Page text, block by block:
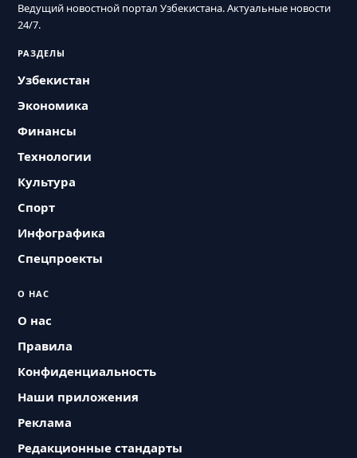
Ведущий новостной портал Узбекистана. Актуальные новости
24/7.
РАЗДЕЛЫ
Узбекистан
Экономика
Финансы
Технологии
Культура
Спорт
Инфографика
Спецпроекты
О НАС
О нас
Правила
Конфиденциальность
Наши приложения
Реклама
Редакционные стандарты